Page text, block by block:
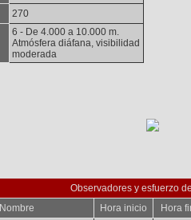
270
6 - De 4.000 a 10.000 m.
Atmósfera diáfana, visibilidad
moderada
Observadores y esfuerzo
Nombre Hora inicio
Hora